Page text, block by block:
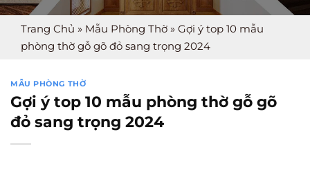
Trang Chủ » Mẫu Phòng Thờ » Gợi ý top 10 mẫu
phòng thờ gỗ gõ đỏ sang trọng 2024
MẪU PHÒNG THỜ
Gợi ý top 10 mẫu phòng thờ gỗ gõ
đỏ sang trọng 2024